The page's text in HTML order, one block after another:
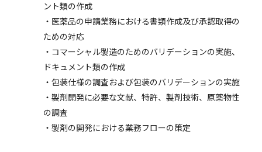
ント類の作成
・医薬品の申請業務における書類作成及び承認取得の
ための対応
・コマーシャル製造のためのバリデーションの実施、
ドキュメント類の作成
・包装仕様の調査および包装のバリデーションの実施
・製剤開発に必要な文献、特許、製剤技術、原薬物性
の調査
・製剤の開発における業務フローの策定